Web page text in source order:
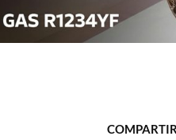
COMPARTIR